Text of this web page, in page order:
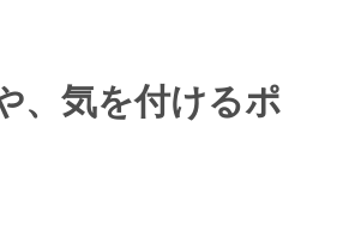
、気を付けるポ